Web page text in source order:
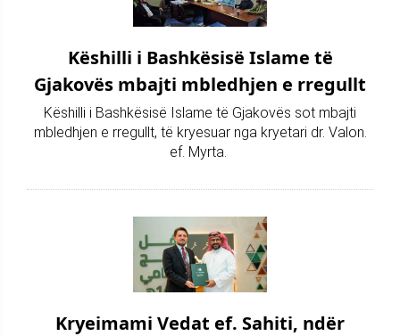
Këshilli i Bashkësisë Islame të
Gjakovës mbajti mbledhjen e rregullt
Këshilli i Bashkësisë Islame të Gjakovës sot mbajti
mbledhjen e rregullt, të kryesuar nga kryetari dr. Valon.
ef. Myrta.
Kryeimami Vedat ef. Sahiti, ndër